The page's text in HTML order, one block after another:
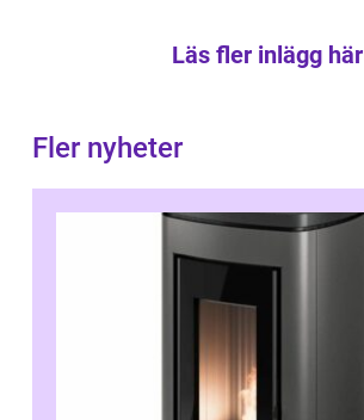
Läs fler inlägg här
Fler nyheter